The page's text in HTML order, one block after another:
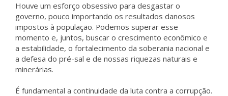
Houve um esforço obsessivo para desgastar o
governo, pouco importando os resultados danosos
impostos à população. Podemos superar esse
momento e, juntos, buscar o crescimento econômico e
a estabilidade, o fortalecimento da soberania nacional e
a defesa do pré-sal e de nossas riquezas naturais e
minerárias.
É fundamental a continuidade da luta contra a corrupção.